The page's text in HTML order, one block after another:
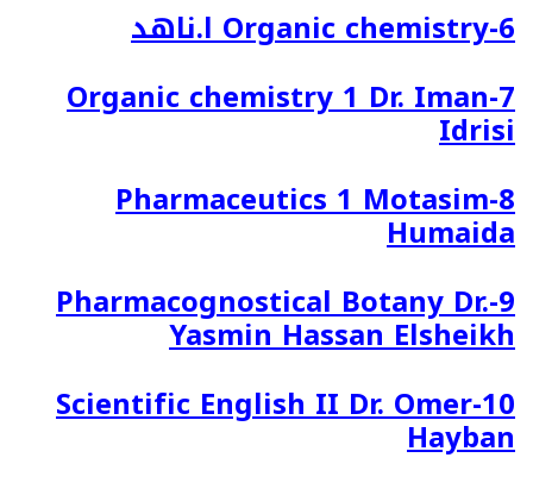
6-Organic chemistry ا.ناهد
7-Organic chemistry 1 Dr. Iman
Idrisi
8-Pharmaceutics 1 Motasim
Humaida
9-Pharmacognostical Botany Dr.
Yasmin Hassan Elsheikh
10-Scientific English II Dr. Omer
Hayban